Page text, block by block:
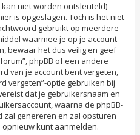
niet worden ontsleuteld)
is opgeslagen. Toch is het niet
gebruikt op meerdere
waarmee je op je account
bewaar het dus veilig en geef
phpBB of een andere
van je account bent vergeten,
vergeten”-optie gebruiken bij
dat je gebruikersnaam en
waarna de phpBB-
genereren en zal opsturen
kunt aanmelden.